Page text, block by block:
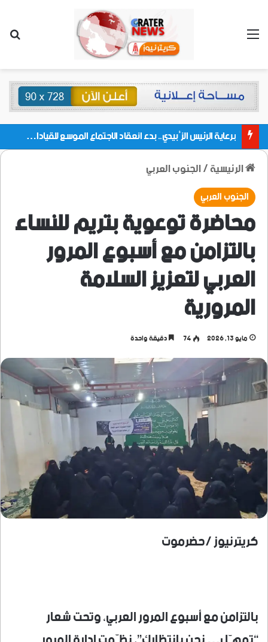
القائمة
برعاية الرئيس الزُبيدي.. بدء انعقاد الاجتماع الموسع للقيادات المحلية بالعاصمة ولمديريات وكتل مجلس العموم ومنسقيات الجامعة بالعاصمة عدن
الرئيسية/الجنوب العربي
الجنوب العربي
محاضرة توعوية بتريم للنساء
بالتزامن مع أسبوع المرور
العربي لتعزيز السلامة
المرورية
مايو 13, 2026 74 دقيقة واحدة
كريترنيوز /حضرموت
بالتزامن مع أسبوع المرور العربي، وتحت شعار